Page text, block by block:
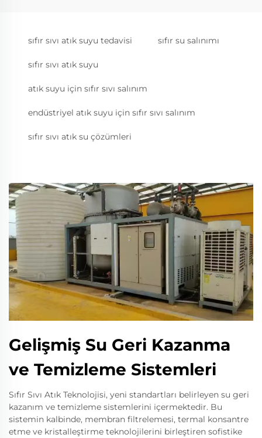
sıfır sıvı atık suyu tedavisi sıfır su salınımı
sıfır sıvı atık suyu
atık suyu için sıfır sıvı salınım
endüstriyel atık suyu için sıfır sıvı salınım
sıfır sıvı atık su çözümleri
Gelişmiş Su Geri Kazanma
ve Temizleme Sistemleri
Sıfır Sıvı Atık Teknolojisi, yeni standartları belirleyen su geri
kazanım ve temizleme sistemlerini içermektedir. Bu
sistemin kalbinde, membran filtrelemesi, termal konsantre
etme ve kristalleştirme teknolojilerini birleştiren sofistike